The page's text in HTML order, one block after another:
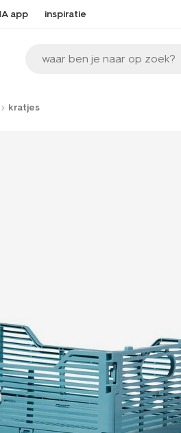
app inspiratie
waar ben je naar op zoek?
kratjes